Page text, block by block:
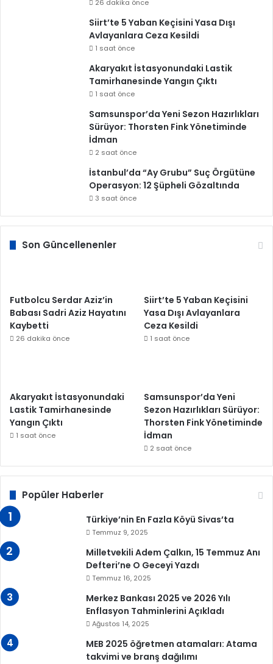
26 dakika önce
Siirt’te 5 Yaban Keçisini Yasa Dışı
Avlayanlara Ceza Kesildi
1 saat önce
Akaryakıt İstasyonundaki Lastik
Tamirhanesinde Yangın Çıktı
1 saat önce
Samsunspor’da Yeni Sezon Hazırlıkları
Sürüyor: Thorsten Fink Yönetiminde
İdman
2 saat önce
İstanbul’da “Ay Grubu” Suç Örgütüne
Operasyon: 12 Şüpheli Gözaltında
3 saat önce
Son Güncellenenler
Futbolcu Serdar Aziz’in
Babası Sadri Aziz Hayatını
Kaybetti
26 dakika önce
Siirt’te 5 Yaban Keçisini
Yasa Dışı Avlayanlara
Ceza Kesildi
1 saat önce
Akaryakıt İstasyonundaki
Lastik Tamirhanesinde
Yangın Çıktı
1 saat önce
Samsunspor’da Yeni
Sezon Hazırlıkları Sürüyor:
Thorsten Fink Yönetiminde
İdman
2 saat önce
Popüler Haberler
Türkiye’nin En Fazla Köyü Sivas’ta
Temmuz 9, 2025
Milletvekili Adem Çalkın, 15 Temmuz Anı
Defteri’ne O Geceyi Yazdı
Temmuz 16, 2025
Merkez Bankası 2025 ve 2026 Yılı
Enflasyon Tahminlerini Açıkladı
Ağustos 14, 2025
MEB 2025 öğretmen atamaları: Atama
takvimi ve branş dağılımı